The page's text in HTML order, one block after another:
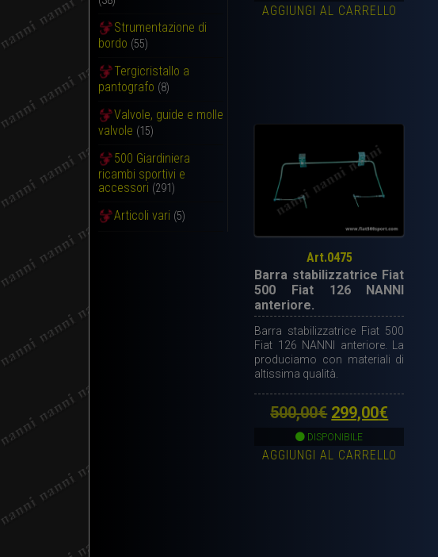
Strumentazione di
bordo (55)
Tergicristallo a
pantografo (8)
Valvole, guide e molle
valvole (15)
500 Giardiniera
ricambi sportivi e
accessori (291)
Articoli vari (5)
originaleattuale
AGGIUNGI AL CARRELLO
Art.0475
Barra stabilizzatrice Fiat
500 Fiat 126 NANNI
anteriore.
Barra stabilizzatrice Fiat 500
Fiat 126 NANNI anteriore. La
produciamo con materiali di
altissima qualità.
500,00€ Il
prezzo
originale
299,00€
attuale
DISPONIBILE
AGGIUNGI AL CARRELLO